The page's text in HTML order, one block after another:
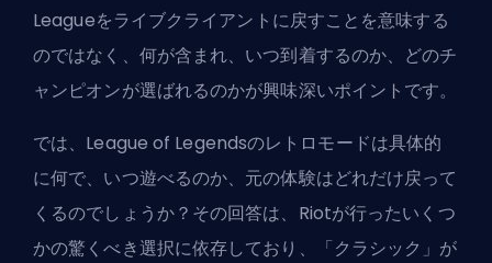
Leagueをライブクライアントに戻すことを意味する
のではなく、何が含まれ、いつ到着するのか、どのチ
ャンピオンが選ばれるのかが興味深いポイントです。
では、League of Legendsのレトロモードは具体的
に何で、いつ遊べるのか、元の体験はどれだけ戻って
くるのでしょうか？その回答は、Riotが行ったいくつ
かの驚くべき選択に依存しており、「クラシック」が